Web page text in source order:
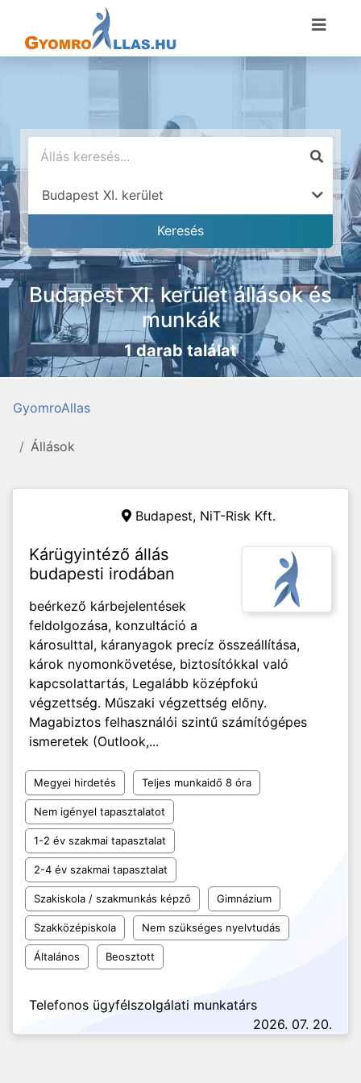
Budapest XI. kerület állások és
munkák
1 darab találat
GyomroAllas
Állások
Budapest, NiT-Risk Kft.
Kárügyintéző állás
budapesti irodában
beérkező kárbejelentések
feldolgozása, konzultáció a
károsulttal, káranyagok precíz összeállítása,
károk nyomonkövetése, biztosítókkal való
kapcsolattartás, Legalább középfokú
végzettség. Műszaki végzettség előny.
Magabiztos felhasználói szintű számítógépes
ismeretek (Outlook,...
Megyei hirdetés Teljes munkaidő 8 óra
Nem igényel tapasztalatot
1-2 év szakmai tapasztalat
2-4 év szakmai tapasztalat
Szakiskola / szakmunkás képző Gimnázium
Szakközépiskola Nem szükséges nyelvtudás
Általános Beosztott
Telefonos ügyfélszolgálati munkatárs
2026. 07. 20.